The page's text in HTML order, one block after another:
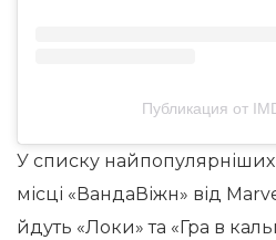
Публикация от
У списку
місці «ВандаВіжн» від
йдуть «Локи» та «Гра в